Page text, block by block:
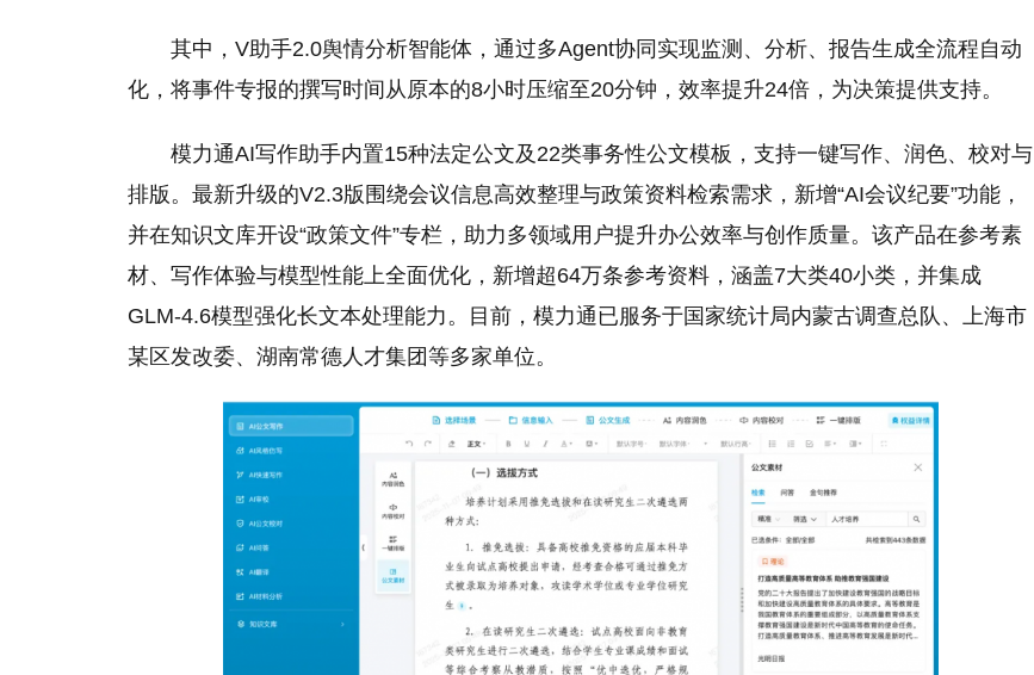
其中，V助手2.0舆情分析智能体，通过多Agent协同实现监测、分析、报告生成全流程自动
化，将事件专报的撰写时间从原本的8小时压缩至20分钟，效率提升24倍，为决策提供支持。
模力通AI写作助手内置15种法定公文及22类事务性公文模板，支持一键写作、润色、校对与
排版。最新升级的V2.3版围绕会议信息高效整理与政策资料检索需求，新增“AI会议纪要”功能，
并在知识文库开设“政策文件”专栏，助力多领域用户提升办公效率与创作质量。该产品在参考素
材、写作体验与模型性能上全面优化，新增超64万条参考资料，涵盖7大类40小类，并集成
GLM-4.6模型强化长文本处理能力。目前，模力通已服务于国家统计局内蒙古调查总队、上海市
某区发改委、湖南常德人才集团等多家单位。